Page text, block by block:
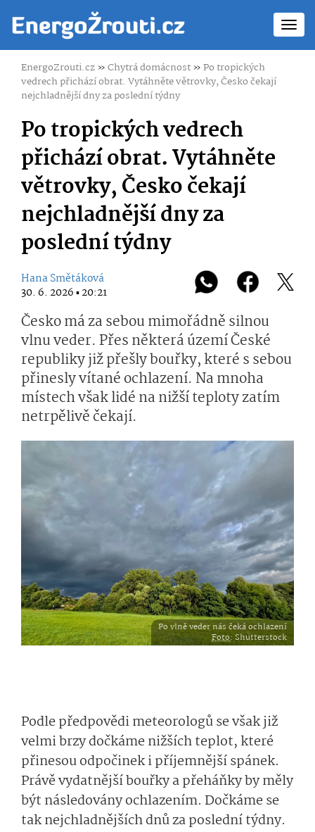
EnergoZrouti.cz»Chytrá domácnost»Po tropických
vedrech přichází obrat. Vytáhněte větrovky, Česko čekají
nejchladnější dny za poslední týdny
Po tropických vedrech
přichází obrat. Vytáhněte
větrovky, Česko čekají
nejchladnější dny za
poslední týdny
Hana Smětáková
30. 6. 2026 ▪ 20:21
Česko má za sebou mimořádně silnou
vlnu veder. Přes některá území České
republiky již přešly bouřky, které s sebou
přinesly vítané ochlazení. Na mnoha
místech však lidé na nižší teploty zatím
netrpělivě čekají.
Po vlně veder nás čeká ochlazení
Foto: Shutterstock
Podle předpovědi meteorologů se však již
velmi brzy dočkáme nižších teplot, které
přinesou odpočinek i příjemnější spánek.
Právě vydatnější bouřky a přeháňky by měly
být následovány ochlazením. Dočkáme se
tak nejchladnějších dnů za poslední týdny.